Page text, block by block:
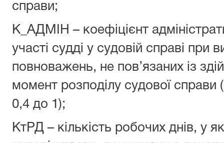
справи;
К_АДМІН – коефіцієнт
участі судді у судовій справі при
повноважень, не пов’язаних із
момент розподілу судової справи
0,4 до 1);
КтРД – кількість робочих днів, у